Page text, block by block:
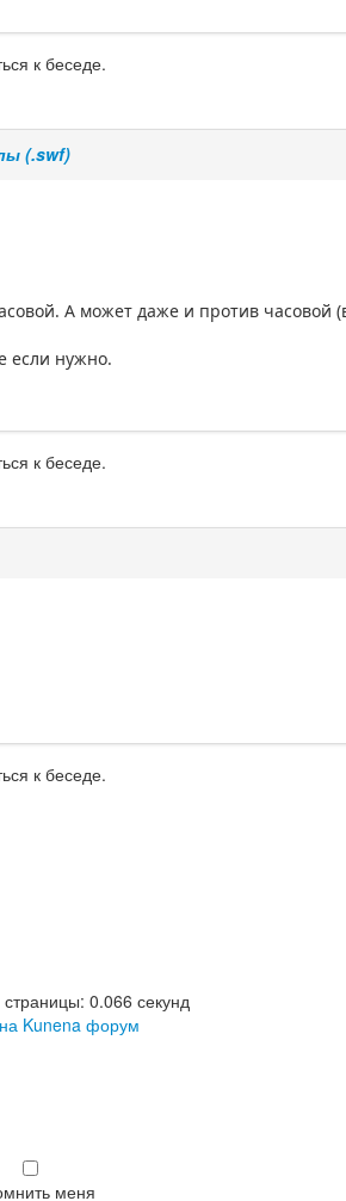
к беседе.
(.swf)
А может даже и против часовой
если нужно.
к беседе.
к беседе.
0.066 секунд
Kunena форум
меня